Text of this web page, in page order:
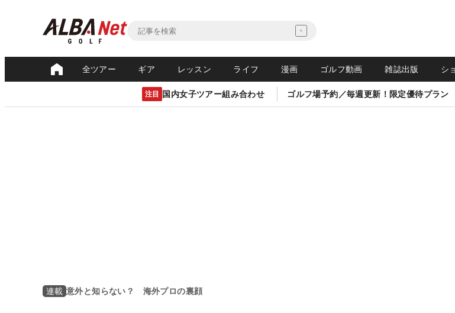
全ツアー ギア レッスン ライフ 漫画 ゴルフ動画 雑誌出版 シ
注目 国内女子ツアー組み合わせ ゴルフ場予約／毎週更新！限定優待プラン
連載 意外と知らない？ 海外プロの裏顔